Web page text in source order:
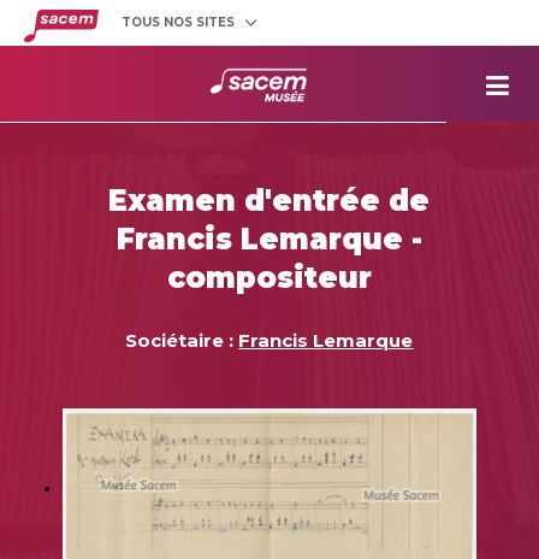
TOUS NOS SITES
Examen d'entrée de
Francis Lemarque -
compositeur
Sociétaire : Francis Lemarque